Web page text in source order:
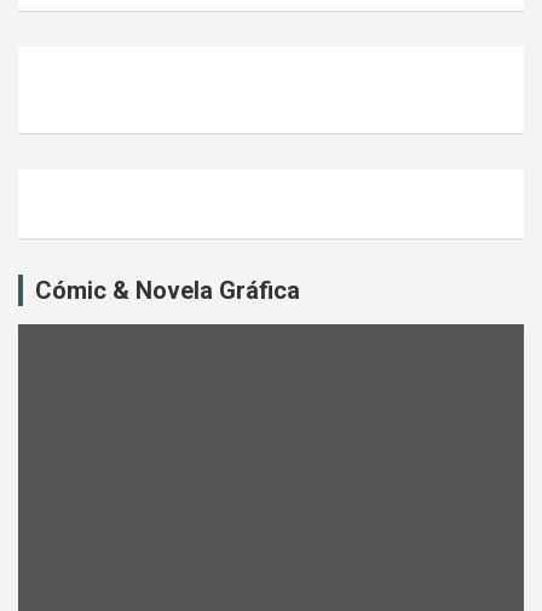
Cómic & Novela Gráfica